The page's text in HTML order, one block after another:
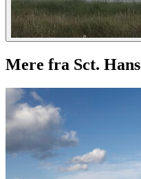
Mere fra Sct. Hans